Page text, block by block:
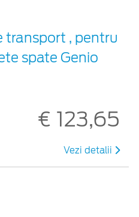
transport , pentru
spate Genio
€ 123,65
Vezi detalii